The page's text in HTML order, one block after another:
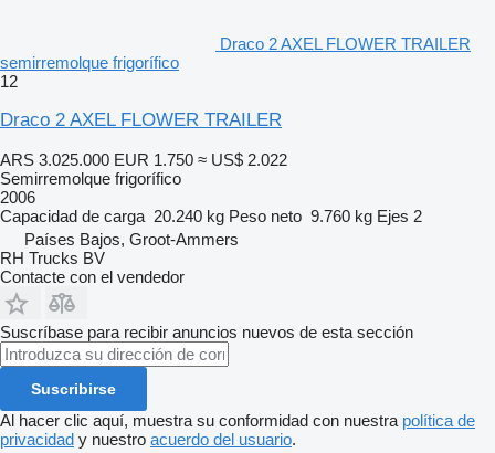
Draco 2 AXEL FLOWER TRAILER
semirremolque frigorífico
12
Draco 2 AXEL FLOWER TRAILER
ARS 3.025.000 EUR 1.750 ≈ US$ 2.022
Semirremolque frigorífico
2006
Capacidad de carga 20.240 kg Peso neto 9.760 kg Ejes 2
Países Bajos, Groot-Ammers
RH Trucks BV
Contacte con el vendedor
Suscríbase para recibir anuncios nuevos de esta sección
Suscribirse
Al hacer clic aquí, muestra su conformidad con nuestra política de
privacidad y nuestro acuerdo del usuario.